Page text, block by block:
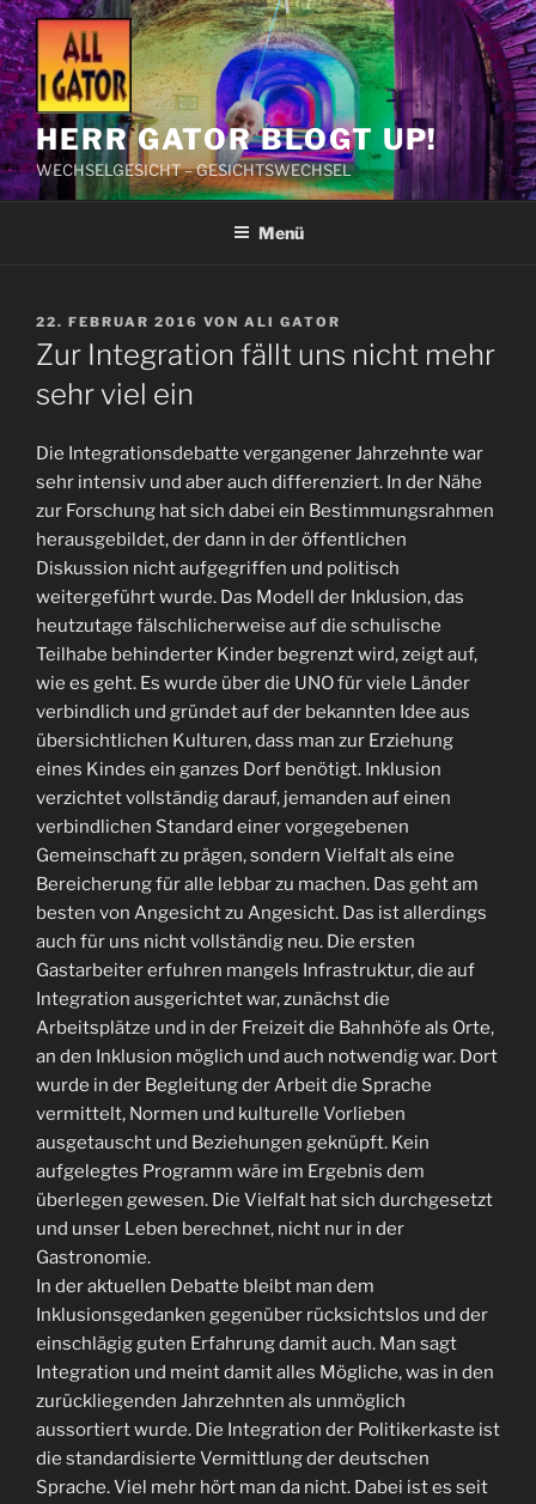
Zum
Inhalt
springen
HERR GATOR BLOGT UP!
WECHSELGESICHT – GESICHTSWECHSEL
Menü
VERÖFFENTLICHT
AM
22. FEBRUAR 2016 VON ALI GATOR
Zur Integration fällt uns nicht mehr
sehr viel ein
Die Integrationsdebatte vergangener Jahrzehnte war
sehr intensiv und aber auch differenziert. In der Nähe
zur Forschung hat sich dabei ein Bestimmungsrahmen
herausgebildet, der dann in der öffentlichen
Diskussion nicht aufgegriffen und politisch
weitergeführt wurde. Das Modell der Inklusion, das
heutzutage fälschlicherweise auf die schulische
Teilhabe behinderter Kinder begrenzt wird, zeigt auf,
wie es geht. Es wurde über die UNO für viele Länder
verbindlich und gründet auf der bekannten Idee aus
übersichtlichen Kulturen, dass man zur Erziehung
eines Kindes ein ganzes Dorf benötigt. Inklusion
verzichtet vollständig darauf, jemanden auf einen
verbindlichen Standard einer vorgegebenen
Gemeinschaft zu prägen, sondern Vielfalt als eine
Bereicherung für alle lebbar zu machen. Das geht am
besten von Angesicht zu Angesicht. Das ist allerdings
auch für uns nicht vollständig neu. Die ersten
Gastarbeiter erfuhren mangels Infrastruktur, die auf
Integration ausgerichtet war, zunächst die
Arbeitsplätze und in der Freizeit die Bahnhöfe als Orte,
an den Inklusion möglich und auch notwendig war. Dort
wurde in der Begleitung der Arbeit die Sprache
vermittelt, Normen und kulturelle Vorlieben
ausgetauscht und Beziehungen geknüpft. Kein
aufgelegtes Programm wäre im Ergebnis dem
überlegen gewesen. Die Vielfalt hat sich durchgesetzt
und unser Leben berechnet, nicht nur in der
Gastronomie.
In der aktuellen Debatte bleibt man dem
Inklusionsgedanken gegenüber rücksichtslos und der
einschlägig guten Erfahrung damit auch. Man sagt
Integration und meint damit alles Mögliche, was in den
zurückliegenden Jahrzehnten als unmöglich
aussortiert wurde. Die Integration der Politikerkaste ist
die standardisierte Vermittlung der deutschen
Sprache. Viel mehr hört man da nicht. Dabei ist es seit